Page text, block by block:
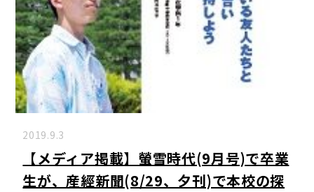
2019.9.3
【メディア掲載】螢雪時代(9月号)で卒業
生が、産經新聞(8/29、夕刊)で本校の探